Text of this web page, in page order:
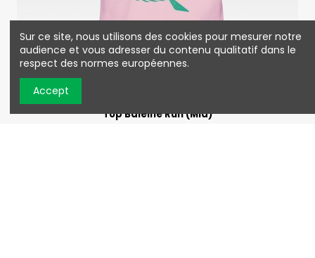
Top Baleine Run (Mia)
Sur ce site, nous utilisons des cookies pour mesurer notre
audience et vous adresser du contenu qualitatif dans le
respect des normes européennes.
Accept